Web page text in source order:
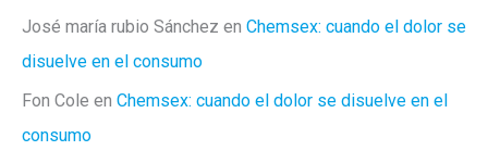
José maría rubio Sánchez en Chemsex: cuando el dolor se
disuelve en el consumo
Fon Cole en Chemsex: cuando el dolor se disuelve en el
consumo